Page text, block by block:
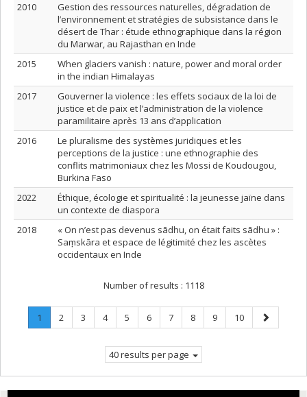
2010
Gestion des ressources naturelles, dégradation de
l’environnement et stratégies de subsistance dans le
désert de Thar : étude ethnographique dans la région
du Marwar, au Rajasthan en Inde
2015
When glaciers vanish : nature, power and moral order
in the indian Himalayas
2017
Gouverner la violence : les effets sociaux de la loi de
justice et de paix et l’administration de la violence
paramilitaire après 13 ans d’application
2016
Le pluralisme des systèmes juridiques et les
perceptions de la justice : une ethnographie des
conflits matrimoniaux chez les Mossi de Koudougou,
Burkina Faso
2022
Éthique, écologie et spiritualité : la jeunesse jaïne dans
un contexte de diaspora
2018
« On n’est pas devenus sādhu, on était faits sādhu » :
Saṃskāra et espace de légitimité chez les ascètes
occidentaux en Inde
Number of results : 1118
Page
1
Current
Page
2 Page
3 Page
4 Page
5 Page
6 Page
7 Page
8 Page
9 Page
10
Next
page
40 results per page